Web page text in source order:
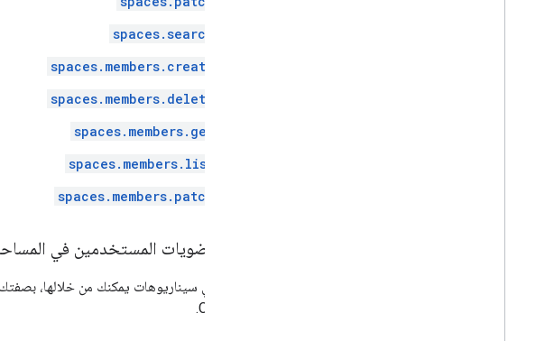
spaces.search
spaces.members.create
spaces.members.delete
spaces.members.get
spaces.members.list
spaces.members.patch
إدارة عضويات المستخدمين في
Chat API.